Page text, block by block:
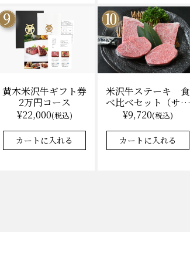
黄木米沢牛ギフト券
2万円コース
¥22,000(税込)
カートに入れる
米沢牛ステーキ 食
べ比べセット（サー
ロイン100g×2枚、
上モモ100g×2枚）
（冷凍）送料無料
化粧箱入
¥9,720(税込)
カートに入れる